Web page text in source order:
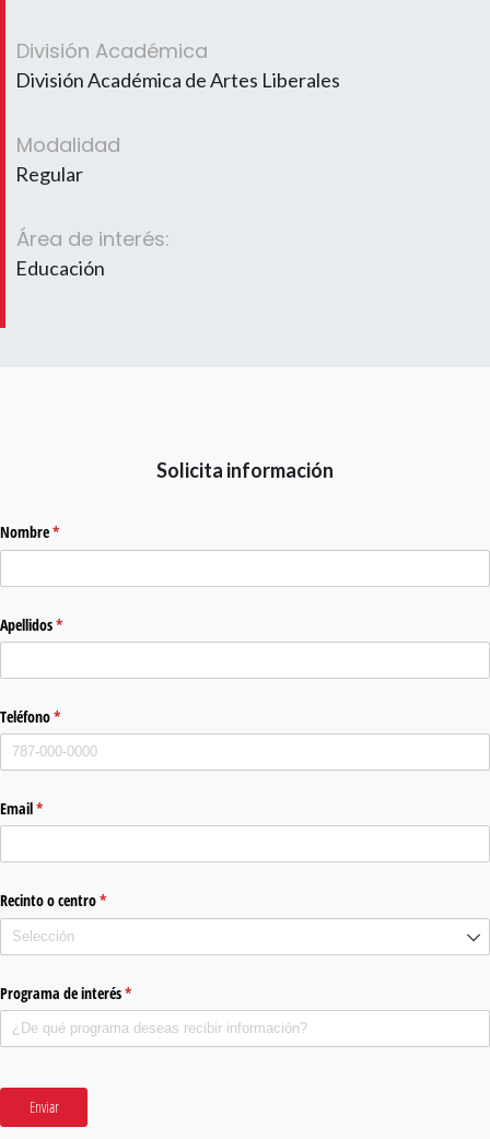
División Académica
División Académica de Artes Liberales
Modalidad
Regular
Área de interés:
Educación
Solicita información
Nombre*
(required)
Apellidos*
(required)
Teléfono*
(required)
Email*
(required)
Recinto o centro*
(required)
Programa de interés*
(required)
Enviar